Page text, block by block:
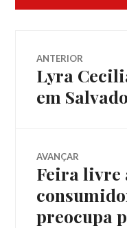
Navegação
de
ANTERIOR
Post
anterior:
Lyra
em
AVANÇAR
Próximo
Feira livre
preocupa